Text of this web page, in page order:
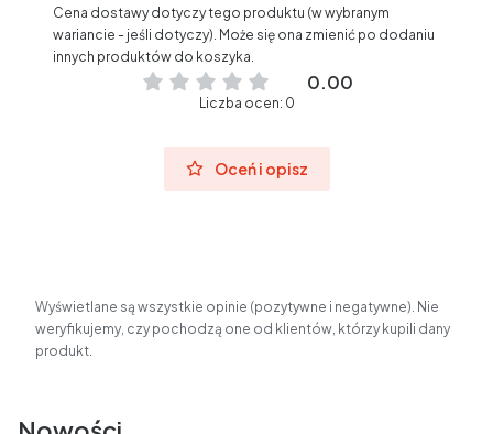
Cena dostawy dotyczy tego produktu (w wybranym
wariancie - jeśli dotyczy). Może się ona zmienić po dodaniu
innych produktów do koszyka.
0.00
Liczba ocen: 0
Oceń i opisz
Wyświetlane są wszystkie opinie (pozytywne i negatywne). Nie
weryfikujemy, czy pochodzą one od klientów, którzy kupili dany
produkt.